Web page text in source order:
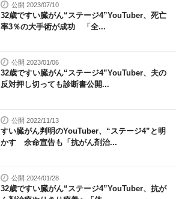
公開 2023/07/10
32歳ですい臓がん“ステージ4”YouTuber、死亡
率3％の大手術が成功 「全...
公開 2023/01/06
32歳ですい臓がん“ステージ4”YouTuber、夫の
反対押し切っても診断書公開...
公開 2022/11/13
すい臓がん判明のYouTuber、“ステージ4”と明
かす 余命宣告も「抗がん剤治...
公開 2024/01/28
32歳ですい臓がん“ステージ4”YouTuber、抗が